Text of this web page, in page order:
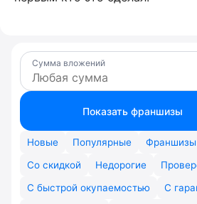
Сумма вложений
Показать франшизы
Новые Популярные
Со скидкой
Недорогие
С быстрой окупаемостью
С